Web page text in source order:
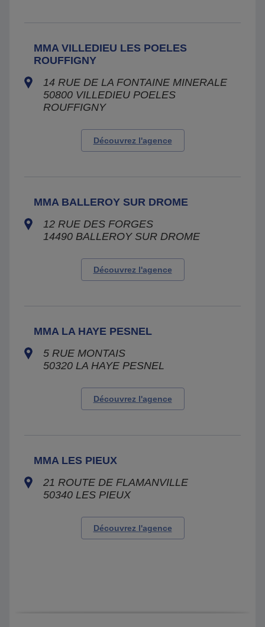
MMA VILLEDIEU LES POELES
ROUFFIGNY
14 RUE DE LA FONTAINE MINERALE
50800 VILLEDIEU POELES
ROUFFIGNY
Découvrez l'agence
MMA BALLEROY SUR DROME
12 RUE DES FORGES
14490 BALLEROY SUR DROME
Découvrez l'agence
MMA LA HAYE PESNEL
5 RUE MONTAIS
50320 LA HAYE PESNEL
Découvrez l'agence
MMA LES PIEUX
21 ROUTE DE FLAMANVILLE
50340 LES PIEUX
Découvrez l'agence